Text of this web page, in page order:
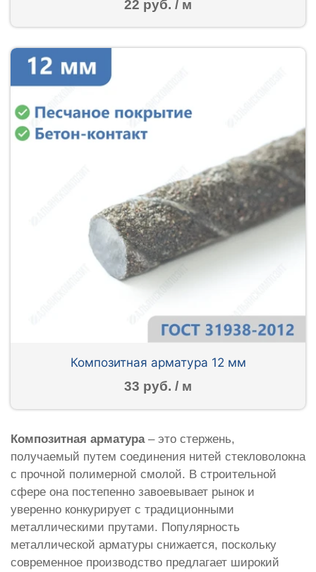
22 руб. / м
Композитная арматура 12 мм
33 руб. / м
Композитная арматура– это стержень,
получаемый путем соединения нитей стекловолокна
с прочной полимерной смолой. В строительной
сфере она постепенно завоевывает рынок и
уверенно конкурирует с традиционными
металлическими прутами. Популярность
металлической арматуры снижается, поскольку
современное производство предлагает широкий